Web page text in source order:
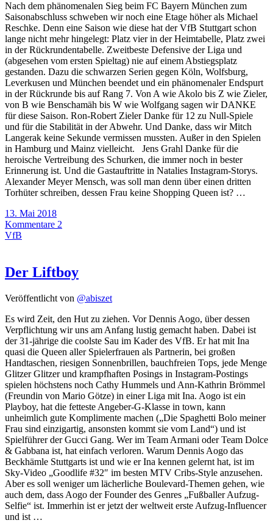
Nach dem phänomenalen Sieg beim FC Bayern München zum
Saisonabschluss schweben wir noch eine Etage höher als Michael
Reschke. Denn eine Saison wie diese hat der VfB Stuttgart schon
lange nicht mehr hingelegt: Platz vier in der Heimtabelle, Platz zwei
in der Rückrundentabelle. Zweitbeste Defensive der Liga und
(abgesehen vom ersten Spieltag) nie auf einem Abstiegsplatz
gestanden. Dazu die schwarzen Serien gegen Köln, Wolfsburg,
Leverkusen und München beendet und ein phänomenaler Endspurt
in der Rückrunde bis auf Rang 7. Von A wie Akolo bis Z wie Zieler,
von B wie Benschamäh bis W wie Wolfgang sagen wir DANKE
für diese Saison. Ron-Robert Zieler Danke für 12 zu Null-Spiele
und für die Stabilität in der Abwehr. Und Danke, dass wir Mitch
Langerak keine Sekunde vermissen mussten. Außer in den Spielen
in Hamburg und Mainz vielleicht. Jens Grahl Danke für die
heroische Vertreibung des Schurken, die immer noch in bester
Erinnerung ist. Und die Gastauftritte in Natalies Instagram-Storys.
Alexander Meyer Mensch, was soll man denn über einen dritten
Torhüter schreiben, dessen Frau keine Shopping Queen ist? …
13. Mai 2018
Kommentare 2
VfB
Der Liftboy
Veröffentlicht von @abiszet
Es wird Zeit, den Hut zu ziehen. Vor Dennis Aogo, über dessen
Verpflichtung wir uns am Anfang lustig gemacht haben. Dabei ist
der 31-jährige die coolste Sau im Kader des VfB. Er hat mit Ina
quasi die Queen aller Spielerfrauen als Partnerin, bei großen
Handtaschen, riesigen Sonnenbrillen, bauchfreien Tops, jede Menge
Glitzer Glitzer und krampfhaften Posings in Instagram-Postings
spielen höchstens noch Cathy Hummels und Ann-Kathrin Brömmel
(Freundin von Mario Götze) in einer Liga mit Ina. Aogo ist ein
Playboy, hat die fetteste Angeber-G-Klasse in town, kann
unheimlich gute Komplimente machen („Die Spaghetti Bolo meiner
Frau sind einzigartig, ansonsten kommt sie vom Land“) und ist
Spielführer der Gucci Gang. Wer im Team Armani oder Team Dolce
& Gabbana ist, hat einfach verloren. Warum Dennis Aogo das
Beckhämle Stuttgarts ist und wie er Ina kennen gelernt hat, ist im
Sky-Video „Goodlife #32″ im besten MTV Cribs-Style anzusehen.
Aber es soll weniger um lächerliche Boulevard-Themen gehen, wie
auch dem, dass Aogo der Founder des Genres „Fußballer Aufzug-
Selfie“ ist. Immerhin ist er jetzt der weltweit erste Aufzug-Influencer
und ist …